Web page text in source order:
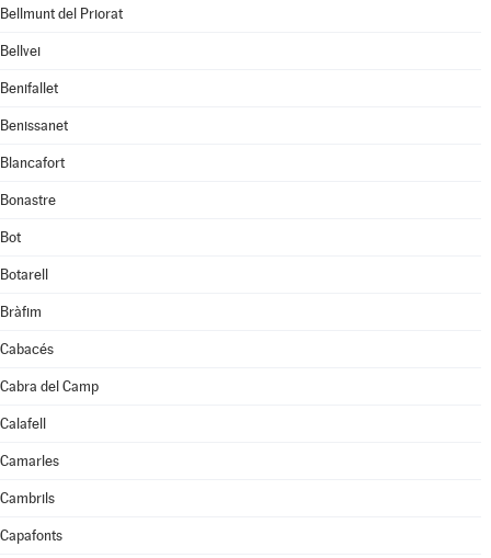
Bellmunt del Priorat
Bellvei
Benifallet
Benissanet
Blancafort
Bonastre
Bot
Botarell
Bràfim
Cabacés
Cabra del Camp
Calafell
Camarles
Cambrils
Capafonts